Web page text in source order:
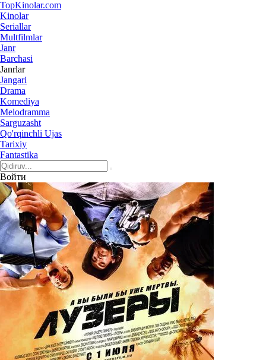
TopKinolar.com
Kinolar
Seriallar
Multfilmlar
Janr
Barchasi
Janrlar
Jangari
Drama
Komediya
Melodramma
Sarguzasht
Qo'rqinchli Ujas
Tarixiy
Fantastika
Войти